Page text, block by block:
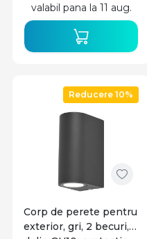
valabil pana la 11 aug.
Reducere 10%
Corp de perete pentru
exterior, gri, 2 becuri,